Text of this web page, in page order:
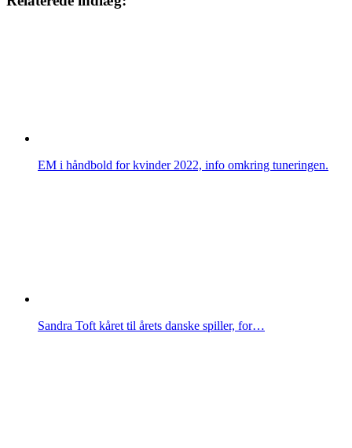
EM i håndbold for kvinder 2022, info omkring tuneringen.
Sandra Toft kåret til årets danske spiller, for…